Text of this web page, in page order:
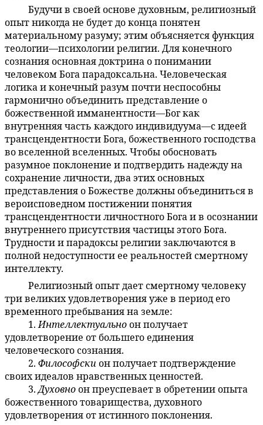
Будучи в своей основе духовным, религиозный
опыт никогда не будет до конца понятен
материальному разуму; этим объясняется функция
теологии—психологии религии. Для конечного
сознания основная доктрина о понимании
человеком Бога парадоксальна. Человеческая
логика и конечный разум почти неспособны
гармонично объединить представление о
божественной имманентности—Бог как
внутренняя часть каждого индивидуума—с идеей
трансцендентности Бога, божественного господства
во вселенной вселенных. Чтобы обосновать
разумное поклонение и подтвердить надежду на
сохранение личности, два этих основных
представления о Божестве должны объединиться в
вероисповедном постижении понятия
трансцендентности личностного Бога и в осознании
внутреннего присутствия частицы этого Бога.
Трудности и парадоксы религии заключаются в
полной недоступности ее реальностей смертному
интеллекту.
Религиозный опыт дает смертному человеку
три великих удовлетворения уже в период его
временного пребывания на земле:
1.Интеллектуальноон получает
удовлетворение от большего единения
человеческого сознания.
2. Философскион получает подтверждение
своих идеалов нравственных ценностей.
3.Духовноон преуспевает в обретении опыта
божественного товарищества, духовного
удовлетворения от истинного поклонения.